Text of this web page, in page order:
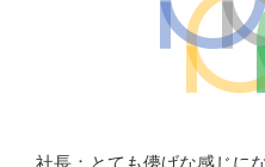
社長：とても儚げな感じに